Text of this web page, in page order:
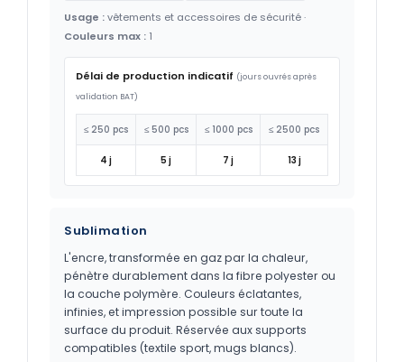
Usage :vêtements et accessoires de sécurité ·
Couleurs max : 1
Délai de production indicatif (jours ouvrés après
validation BAT)
≤ 250 pcs ≤ 500 pcs ≤ 1000 pcs ≤ 2500 pcs
4 j 5 j 7 j 13 j
Sublimation
L'encre, transformée en gaz par la chaleur,
pénètre durablement dans la fibre polyester ou
la couche polymère. Couleurs éclatantes,
infinies, et impression possible sur toute la
surface du produit. Réservée aux supports
compatibles (textile sport, mugs blancs).